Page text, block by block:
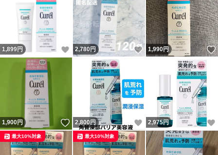
1,899円 いいね！
2,780円 いいね！
1,990円
1,900円 いいね！
2,800円 いいね！
2,975円
最大10%対象 最大10%対象